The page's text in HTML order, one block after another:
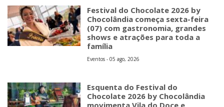
Festival do Chocolate 2026 by
Chocolândia começa sexta-feira
(07) com gastronomia, grandes
shows e atrações para toda a
família
Eventos - 05 ago, 2026
Esquenta do Festival do
Chocolate 2026 by Chocolândia
movimenta Vila do Doce e